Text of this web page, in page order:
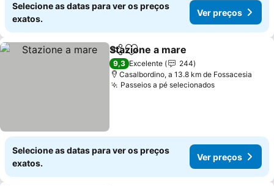
Selecione as datas para ver os preços
exatos.
Ver preços
PartilharAdicionar aos favoritos
Stazione a mare
9,3 Excelente
244
Casalbordino, a 13.8 km de Fossacesia
Passeios a pé selecionadosVer preços
Selecione as datas para ver os preços
exatos.
Ver preços